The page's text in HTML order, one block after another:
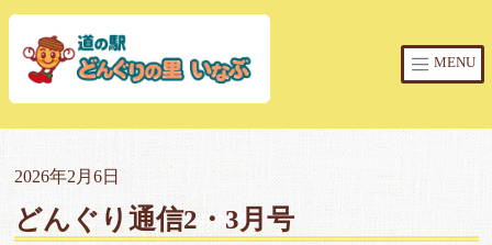
MENU
2026年2月6日
どんぐり通信2・3月号